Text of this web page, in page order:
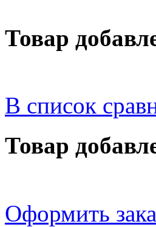
Товар
В список
Товар
Оформить